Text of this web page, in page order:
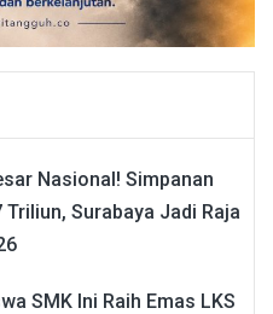
Nasional! Simpanan
Surabaya Jadi Raja
SMK Ini Raih Emas LKS